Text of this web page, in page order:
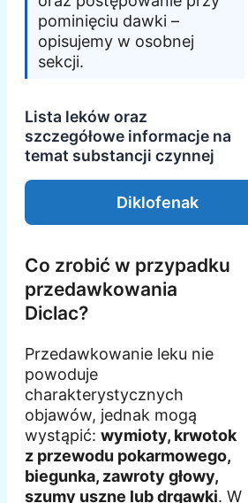
pominięciu dawki –
opisujemy w osobnej
sekcji.
Lista leków oraz
szczegółowe informacje na
temat substancji czynnej
Diklofenak
Co zrobić w przypadku
przedawkowania
Diclac?
Przedawkowanie leku nie
powoduje
charakterystycznych
objawów, jednak mogą
wystąpić: wymioty, krwotok
z przewodu pokarmowego,
biegunka, zawroty głowy,
szumy uszne lub drgawki. W